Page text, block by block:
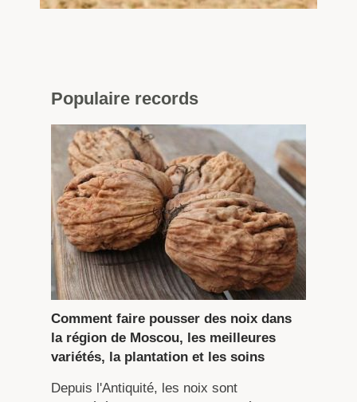
Populairerecords
Comment faire pousser des noix dans
la région de Moscou, les meilleures
variétés, la plantation et les soins
Depuis l'Antiquité, les noix sont